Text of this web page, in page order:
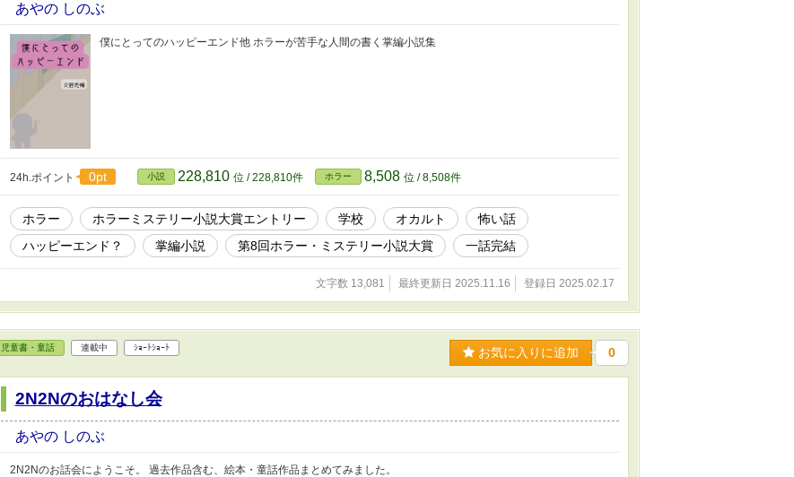
あやの しのぶ
僕にとってのハッピーエンド他 ホラーが苦手な人間の書く掌編小説集
24h.ポイント 0pt 小説 228,810 位 / 228,810件 ホラー 8,508 位 / 8,508件
ホラー ホラーミステリー小説大賞エントリー 学校 オカルト
怖い話
ハッピーエンド？
掌編小説 第8回ホラー・ミステリー小説大賞 一話完結
文字数 13,081 最終更新日 2025.11.16 登録日 2025.02.17
児童書・童話 連載中 ｼｮｰﾄｼｮｰﾄ お気に入りに追加 0
2N2Nのおはなし会
あやの しのぶ
2N2Nのお話会にようこそ。 過去作品含む、絵本・童話作品まとめてみました。